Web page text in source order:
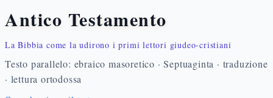
Antico Testamento
La Bibbia come la udirono i primi lettori giudeo-cristiani
Testo parallelo: ebraico masoretico · Septuaginta · traduzione
· lettura ortodossa